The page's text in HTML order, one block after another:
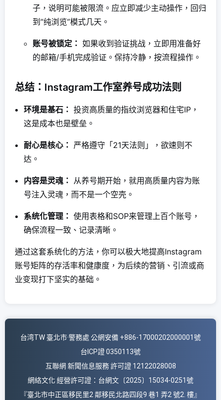
子，说明可能被限流。应立即减少主动操作，回归
到“纯浏览”模式几天。
账号被锁定： 如果收到验证挑战，立即用准备好
的邮箱/手机完成验证。保持冷静，按流程操作。
总结：Instagram工作室养号成功法则
环境是基石： 投资高质量的指纹浏览器和住宅IP，
这是成本也是壁垒。
耐心是核心： 严格遵守「21天法则」，欲速则不
达。
内容是灵魂： 从养号期开始，就用高质量内容为账
号注入灵魂，而不是一个空壳。
系统化管理： 使用表格和SOP来管理上百个账号，
确保流程一致、记录清晰。
通过这套系统化的方法，你可以极大地提高Instagram
账号矩阵的存活率和健康度，为后续的营销、引流或商
业变现打下坚实的基础。
台湾TW 臺北市·警務處 公網安備 +886-17000202000001號
台ICP證 0350113號
互聯網 新聞信息服務 許可證 12122028008
網絡文化 經營許可證：台網文〔2025〕15034-0251號
『臺北市中正區移民里2 鄰移民北路四段9 巷1 弄2 號2. 樓』